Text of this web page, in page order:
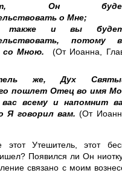
Он
о Мне;
и вы
потому
со Мною.
(От Иоанна,
же, Дух
пошлет Отец во имя
вас всему и напомнит
Я говорил вам.(От
Утешитель, этот
Появился ли Он
связано с моим